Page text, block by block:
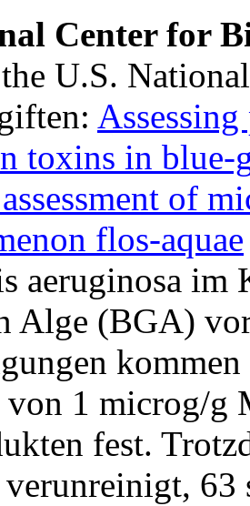
Center for
U.S.
toxins in blue-
of
flos-aquae
aeruginosa im
Alge (BGA)
von 1 microg/g
fest.
63